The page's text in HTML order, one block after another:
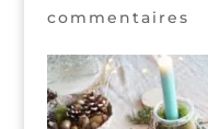
commentaires